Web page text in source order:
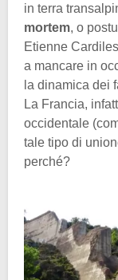
in terra
mortem, o
Etienne
a mancare in
la dinamica dei
La Francia,
occidentale
tale tipo di
perché?